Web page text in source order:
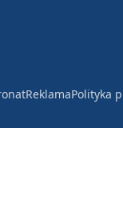
ReklamaPolityka